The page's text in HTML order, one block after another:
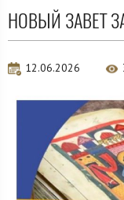
НОВЫЙ ЗАВЕТ
12.06.2026